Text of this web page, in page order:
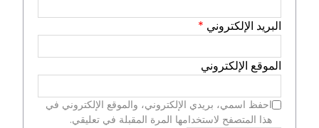
البريد الإلكتروني *
الموقع الإلكتروني
احفظ اسمي، بريدي الإلكتروني، والموقع الإلكتروني في
هذا المتصفح لاستخدامها المرة المقبلة في تعليقي.